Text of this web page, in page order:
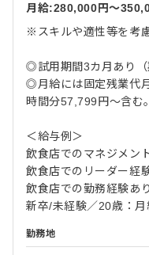
月給:280,000円〜
※スキルや適性等を考
◎試用期間3カ月あり（
◎月給には固定残業代
時間分57,799円～含む
＜給与例＞
飲食店でのマネジメン
飲食店でのリーダー経
飲食店での勤務経験あ
新卒/未経験／20歳：月
勤務地